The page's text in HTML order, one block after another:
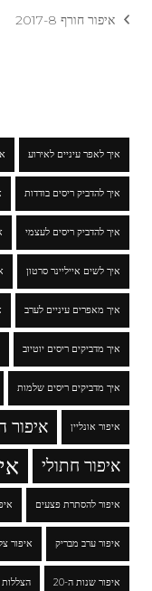
איפור חורף 2017-8
איך לאפר עיניים לאירוע
איך להדביק ריסים בודדות
איך להדביק ריסים לעצמי
איך לשים אייליינר סרטון
איך מאפרים עיניים לערב
איך מדביקים ריסים יוטיוב
איך מדביקים ריסים שלמות
איפור אונליין איפור
איפור חתולי
איפור להסתרת פצעים
איפור ערב מבריק איפור
איפור שנות ה-20 הצללות